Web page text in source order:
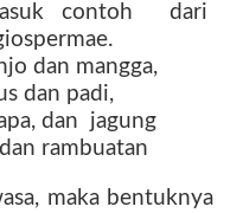
contoh dari
dan mangga,
dan padi,
dan jagung
rambuatan
maka bentuknya